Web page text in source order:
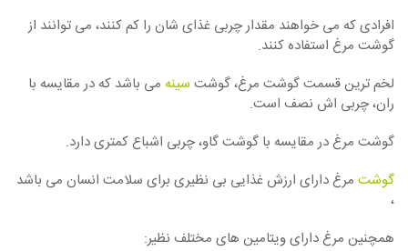
افرادی که می ‏خواهند مقدار چربی غذای ‏شان را کم کنند، می ‏توانند از
گوشت مرغ استفاده کنند.
لخم ‏ترین قسمت گوشت مرغ، گوشت سینه ‏ می‏ باشد که در مقایسه با
ران، چربی اش نصف است.
گوشت مرغ در مقایسه با گوشت گاو، چربی اشباع کمتری دارد.
گوشت مرغ دارای ارزش غذایی بی نظیری برای سلامت انسان می باشد
،
همچنین مرغ دارای ویتامین های مختلف نظیر: